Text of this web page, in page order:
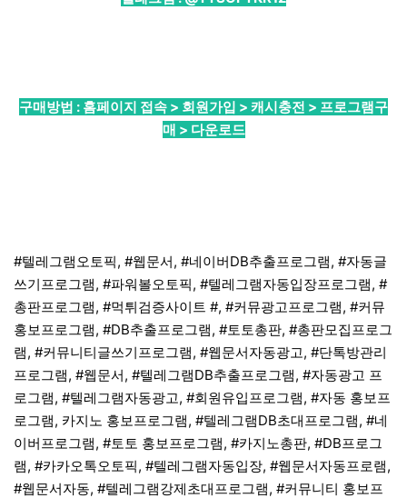
구매방법 : 홈페이지 접속 > 회원가입 > 캐시충전 > 프로그램구
매 > 다운로드
#텔레그램오토픽, #웹문서, #네이버DB추출프로그램, #자동글
쓰기프로그램, #파워볼오토픽, #텔레그램자동입장프로그램, #
총판프로그램, #먹튀검증사이트 #, #커뮤광고프로그램, #커뮤
홍보프로그램, #DB추출프로그램, #토토총판, #총판모집프로그
램, #커뮤니티글쓰기프로그램, #웹문서자동광고, #단톡방관리
프로그램, #웹문서, #텔레그램DB추출프로그램, #자동광고 프
로그램, #텔레그램자동광고, #회원유입프로그램, #자동 홍보프
로그램, 카지노 홍보프로그램, #텔레그램DB초대프로그램, #네
이버프로그램, #토토 홍보프로그램, #카지노총판, #DB프로그
램, #카카오톡오토픽, #텔레그램자동입장, #웹문서자동프로램,
#웹문서자동, #텔레그램강제초대프로그램, #커뮤니티 홍보프